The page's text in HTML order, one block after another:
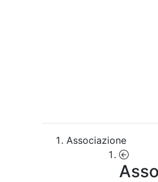
Associazione